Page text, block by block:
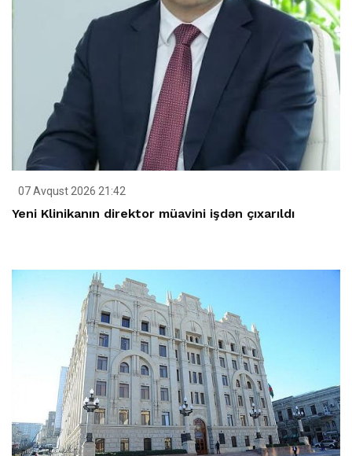
07 Avqust 2026 21:42
Yeni Klinikanın direktor müavini işdən çıxarıldı